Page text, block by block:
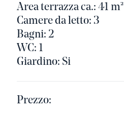
Area terrazza ca.: 41 m²
Camere da letto: 3
Bagni: 2
WC: 1
Giardino: Si
Prezzo: